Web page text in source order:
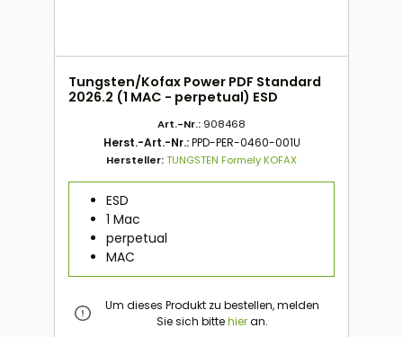
Tungsten/Kofax Power PDF Standard
2026.2 (1 MAC - perpetual) ESD
Art.-Nr.: 908468
Herst.-Art.-Nr.:PPD-PER-0460-001U
Hersteller:TUNGSTEN Formely KOFAX
ESD
1 Mac
perpetual
MAC
Um dieses Produkt zu bestellen, melden
Sie sich bittehieran.